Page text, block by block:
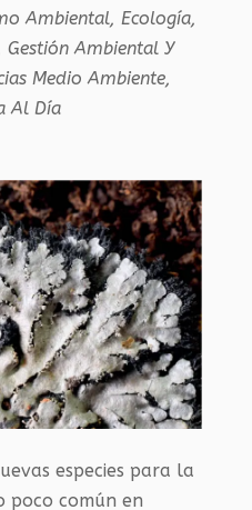
Ambiental, Ecología,
Gestión Ambiental Y
Medio Ambiente,
Al Día
especies para la
poco común en